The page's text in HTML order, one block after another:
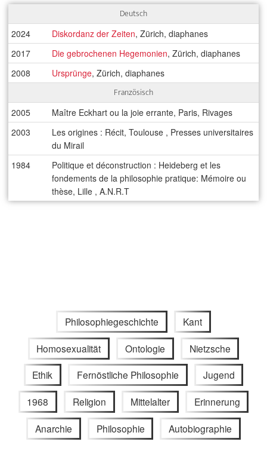
Deutsch
2024 Diskordanz der Zeiten, Zürich, diaphanes
2017
Die gebrochenen Hegemonien, Zürich, diaphanes
2008
Ursprünge, Zürich, diaphanes
Französisch
2005
Maître Eckhart ou la joie errante, Paris, Rivages
2003
Les origines : Récit, Toulouse , Presses universitaires
du Mirail
1984
Politique et déconstruction : Heideberg et les
fondements de la philosophie pratique: Mémoire ou
thèse, Lille , A.N.R.T
Philosophiegeschichte Kant
Homosexualität Ontologie Nietzsche
Ethik Fernöstliche Philosophie Jugend
1968 Religion Mittelalter Erinnerung
Anarchie Philosophie Autobiographie